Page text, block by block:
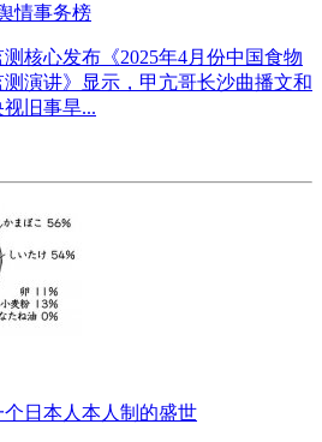
情事务榜
核心发布《2025年4月份中国食物
演讲》显示，甲亢哥长沙曲播文和
旧事旱...
日本人本人制的盛世